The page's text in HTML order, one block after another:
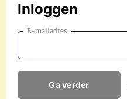
Inloggen
E-mailadres
Ga verder